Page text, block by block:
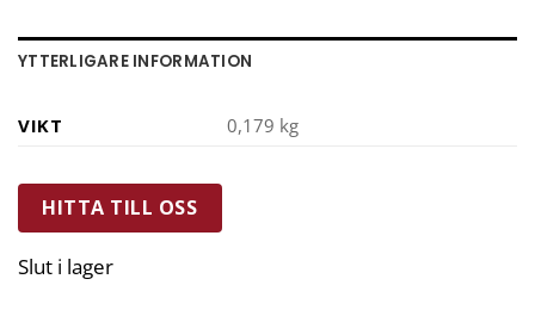
YTTERLIGARE INFORMATION
VIKT 0,179 kg
HITTA TILL OSS
Slut i lager